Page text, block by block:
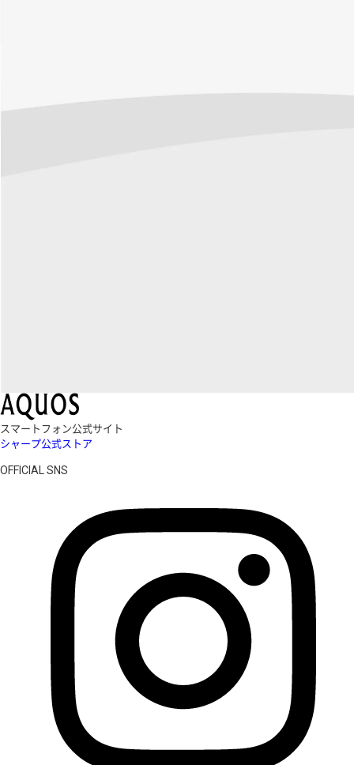
スマートフォン公式サイト
シャープ公式ストア
OFFICIAL SNS